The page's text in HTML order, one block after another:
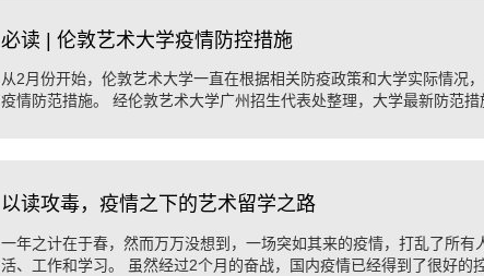
必读 | 伦敦艺术大学疫情防控措施
从2月份开始，伦敦艺术大学一直在根据相关防疫政策和大学实际情况
疫情防范措施。 经伦敦艺术大学广州招生代表处整理，大学最新防范措
以读攻毒，疫情之下的艺术留学之路
一年之计在于春，然而万万没想到，一场突如其来的疫情，打乱了所有
活、工作和学习。 虽然经过2个月的奋战，国内疫情已经得到了很好的